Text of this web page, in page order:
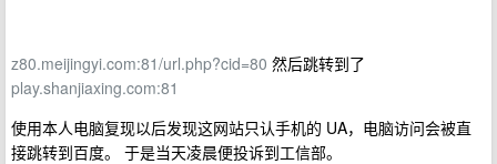
z80.meijingyi.com:81/url.php?cid=80 然后跳转到了
play.shanjiaxing.com:81
使用本人电脑复现以后发现这网站只认手机的 UA，电脑访问会被直
接跳转到百度。 于是当天凌晨便投诉到工信部。